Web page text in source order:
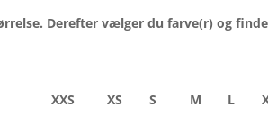
Derefter vælger du farve(r) og
XXS XS S M L